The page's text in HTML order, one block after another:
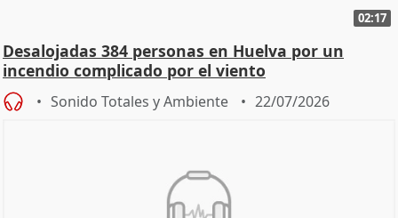
02:17
Desalojadas 384 personas en Huelva por un
incendio complicado por el viento
Sonido Totales y Ambiente 22/07/2026